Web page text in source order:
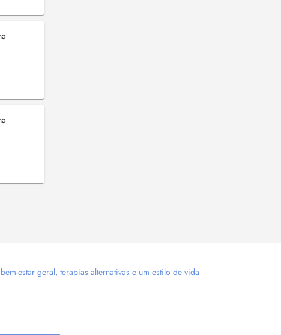
estar geral, terapias alternativas e um estilo de vida